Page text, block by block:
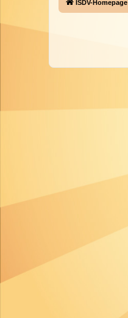
ISDV-Homepage